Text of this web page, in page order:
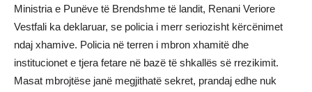
Ministria e Punëve të Brendshme të landit, Renani Veriore
Vestfali ka deklaruar, se policia i merr seriozisht kërcënimet
ndaj xhamive. Policia në terren i mbron xhamitë dhe
institucionet e tjera fetare në bazë të shkallës së rrezikimit.
Masat mbrojtëse janë megjithatë sekret, prandaj edhe nuk